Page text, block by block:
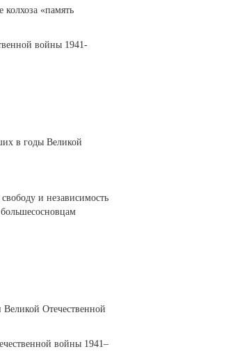
«память
войны 1941-
в годы Великой
и независимость
Отечественной
войны 1941–